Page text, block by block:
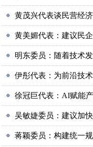
黄茂兴代表谈民营经
黄美媚代表：建议民
明东委员：随着技术
伊彤代表：为前沿技
徐冠巨代表：AI赋能
吴敏婕委员：建议加
蒋颖委员：构建统一